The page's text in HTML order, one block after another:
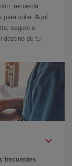
recuerda
para volar. Aquí
seguro o
destino de tu
frecuentes